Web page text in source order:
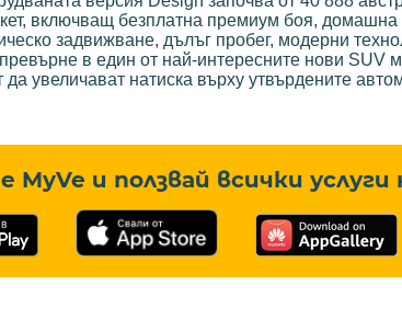
включващ безплатна премиум боя, домашна
задвижване, дълъг пробег, модерни
в един от най-интересните нови SUV
да увеличават натиска върху утвърдените
и ползвай всички услуги